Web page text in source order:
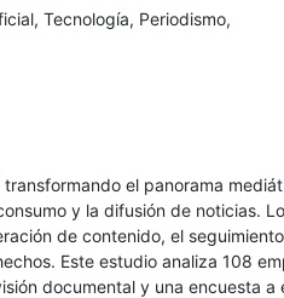
Tecnología, Periodismo,
el panorama
y la difusión de noticias.
de contenido, el
Este estudio analiza 108
documental y una encuesta a